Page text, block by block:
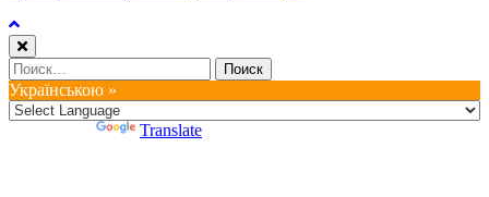
Найти:
Українською »
Translate